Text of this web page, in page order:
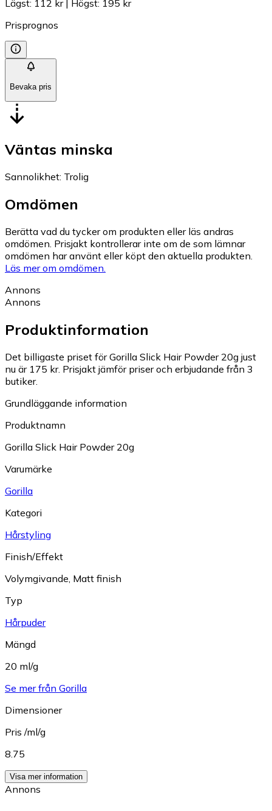
Lägst: 112 kr| Högst: 195 kr
Prisprognos
Bevaka pris
Väntas minska
Sannolikhet: Trolig
Omdömen
Berätta vad du tycker om produkten eller läs andras
omdömen. Prisjakt kontrollerar inte om de som lämnar
omdömen har använt eller köpt den aktuella produkten.
Läs mer om omdömen.
Annons
Annons
Produktinformation
Det billigaste priset för Gorilla Slick Hair Powder 20g just
nu är 175 kr. Prisjakt jämför priser och erbjudande från 3
butiker.
Grundläggande information
Produktnamn
Gorilla Slick Hair Powder 20g
Varumärke
Gorilla
Kategori
Hårstyling
Finish/Effekt
Volymgivande Matt finish
Typ
Hårpuder
Mängd
20 ml/g
Se mer från Gorilla
Dimensioner
Pris /ml/g
8.75
Visa mer information
Annons